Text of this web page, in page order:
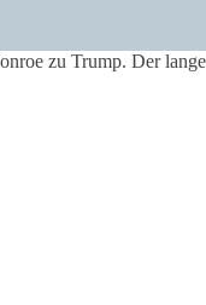
zu Trump. Der lange